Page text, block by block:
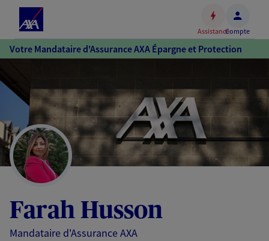
Accéder
au
Accéder
au
pied
de
page
AssistanceCompte
Votre Mandataire d'Assurance AXA Épargne et Protection
Farah Husson
Mandataire d'Assurance AXA